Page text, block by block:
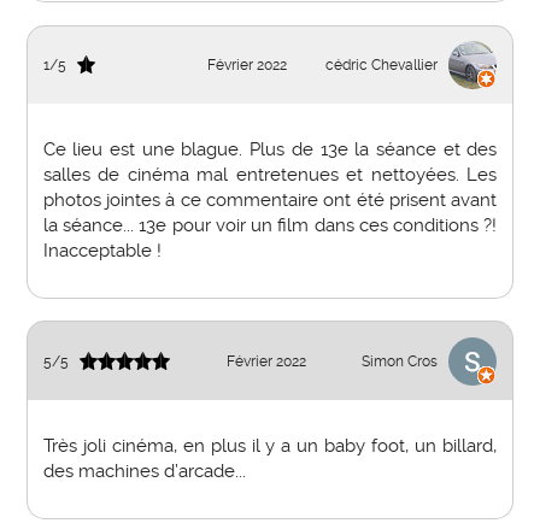
1/5 Février 2022 cédric Chevallier
Ce lieu est une blague. Plus de 13e la séance et des
salles de cinéma mal entretenues et nettoyées. Les
photos jointes à ce commentaire ont été prisent avant
la séance... 13e pour voir un film dans ces conditions ?!
Inacceptable !
5/5 Février 2022 Simon Cros
Très joli cinéma, en plus il y a un baby foot, un billard,
des machines d’arcade...